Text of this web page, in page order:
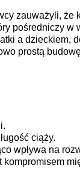
zauważyli, że
pośredniczy w
a dzieckiem,
prostą
ciąży.
wpływa na
kompromisem